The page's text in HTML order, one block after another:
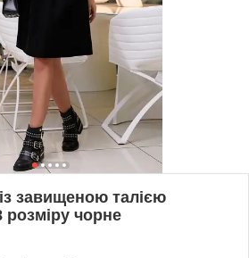
завищеною талією
розміру чорне